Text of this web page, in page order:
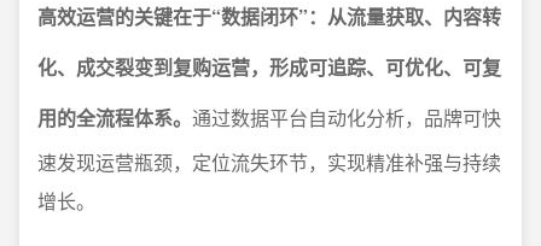
高效运营的关键在于“数据闭环”：从流量获取、内容转
化、成交裂变到复购运营，形成可追踪、可优化、可复
用的全流程体系。 通过数据平台自动化分析，品牌可快
速发现运营瓶颈，定位流失环节，实现精准补强与持续
增长。